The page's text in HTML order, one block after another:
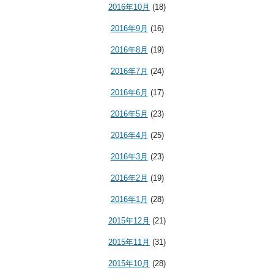
2016年10月 (18)
2016年9月 (16)
2016年8月 (19)
2016年7月 (24)
2016年6月 (17)
2016年5月 (23)
2016年4月 (25)
2016年3月 (23)
2016年2月 (19)
2016年1月 (28)
2015年12月 (21)
2015年11月 (31)
2015年10月 (28)